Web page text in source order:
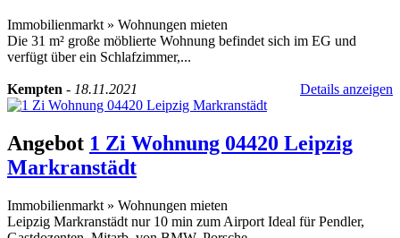
Immobilienmarkt » Wohnungen mieten
Die 31 m² große möblierte Wohnung befindet sich im EG und
verfügt über ein Schlafzimmer,...
Kempten - 18.11.2021 Details anzeigen
Angebot 1 Zi Wohnung 04420 Leipzig
Markranstädt
Immobilienmarkt » Wohnungen mieten
Leipzig Markranstädt nur 10 min zum Airport Ideal für Pendler,